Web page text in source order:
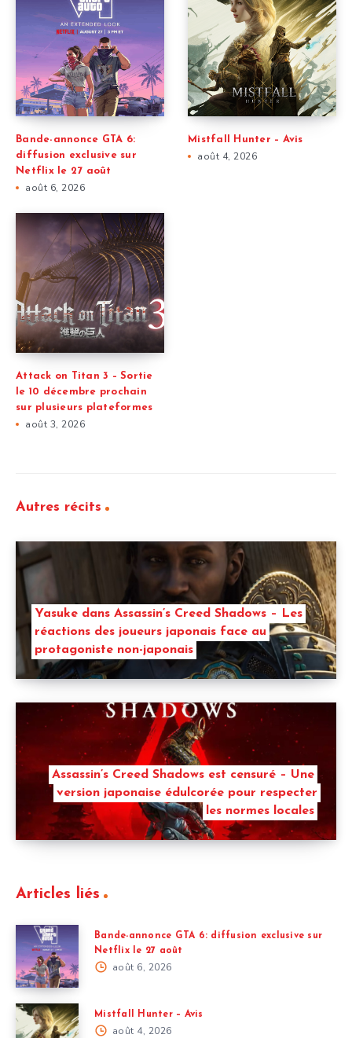
Bande-annonce GTA 6:
diffusion exclusive sur
Netflix le 27 août
août 6, 2026
Mistfall Hunter – Avis
août 4, 2026
Attack on Titan 3 – Sortie
le 10 décembre prochain
sur plusieurs plateformes
août 3, 2026
Autres récits
Yasuke dans Assassin’s Creed Shadows – Les
réactions des joueurs japonais face au
protagoniste non-japonais
Assassin’s Creed Shadows est censuré – Une
version japonaise édulcorée pour respecter
les normes locales
Articles liés
Bande-annonce GTA 6: diffusion exclusive sur
Netflix le 27 août
août 6, 2026
Mistfall Hunter – Avis
août 4, 2026